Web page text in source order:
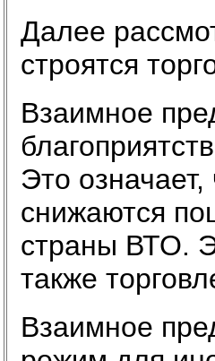
Далее
строятся
Взаимное
Это
снижаются
страны ВТО.
также
Взаимное